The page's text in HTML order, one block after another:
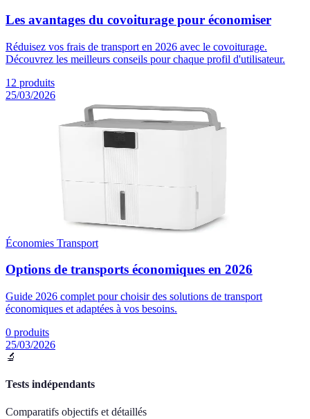
Les avantages du covoiturage pour économiser
Réduisez vos frais de transport en 2026 avec le covoiturage.
Découvrez les meilleurs conseils pour chaque profil d'utilisateur.
12 produits
25/03/2026
Économies Transport
Options de transports économiques en 2026
Guide 2026 complet pour choisir des solutions de transport
économiques et adaptées à vos besoins.
0 produits
25/03/2026
🔬
Tests indépendants
Comparatifs objectifs et détaillés